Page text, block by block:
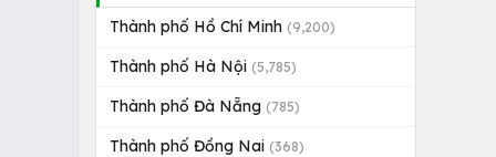
Thành phố Hồ Chí Minh (9,200)
Thành phố Hà Nội (5,785)
Thành phố Đà Nẵng (785)
Thành phố Đồng Nai (368)